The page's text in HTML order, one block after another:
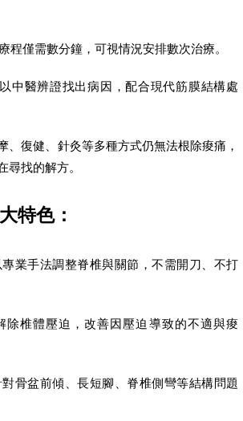
程僅需數分鐘，可視情況安排數次治療。
中醫辨證找出病因，配合現代筋膜結構處
、復健、針灸等多種方式仍無法根除痠痛，
尋找的解方。
特色：
業手法調整脊椎與關節，不需開刀、不打
除椎體壓迫，改善因壓迫導致的不適與痠
骨盆前傾、長短腳、脊椎側彎等結構問題